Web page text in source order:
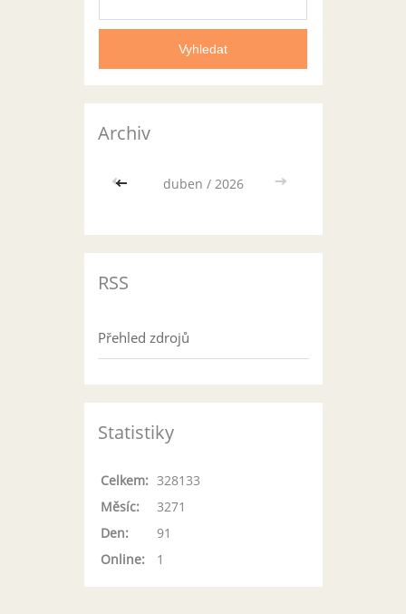
Archiv
<< duben / 2026 >>
RSS
Přehled zdrojů
Statistiky
Online: 1
Celkem: 328133
Měsíc:
3271
Den:
91